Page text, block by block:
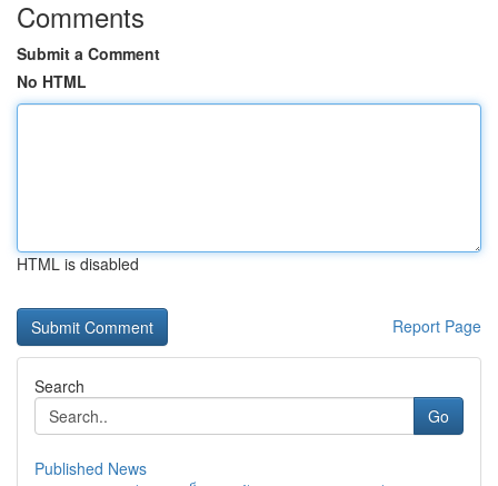
Comments
Submit a Comment
No HTML
HTML is disabled
Report Page
Search
Go
Published News